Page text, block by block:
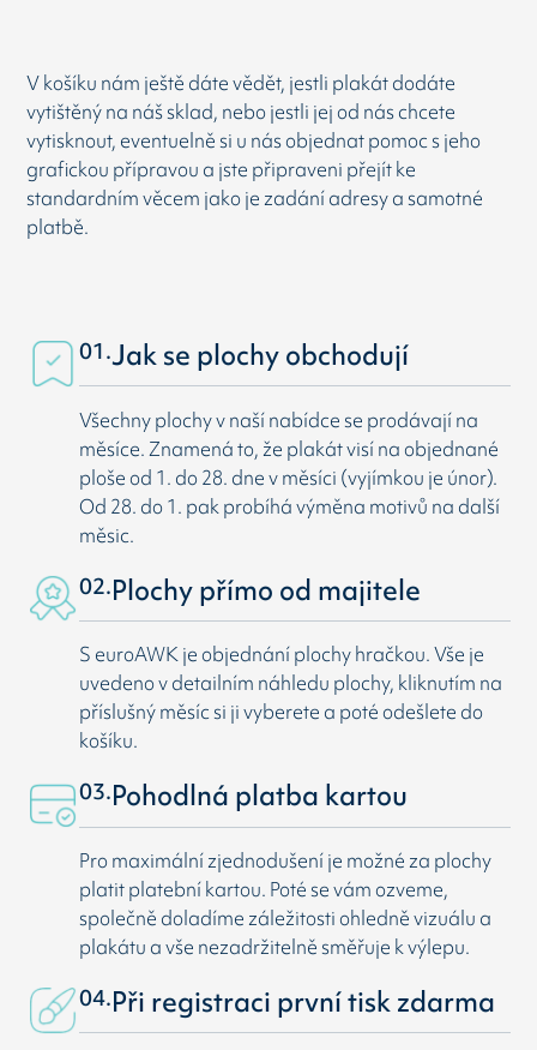
V košíku nám ještě dáte vědět, jestli plakát dodáte
vytištěný na náš sklad, nebo jestli jej od nás chcete
vytisknout, eventuelně si u nás objednat pomoc s jeho
grafickou přípravou a jste připraveni přejít ke
standardním věcem jako je zadání adresy a samotné
platbě.
01.Jak se plochy obchodují
Všechny plochy v naší nabídce se prodávají na
měsíce. Znamená to, že plakát visí na objednané
ploše od 1. do 28. dne v měsíci (vyjímkou je únor).
Od 28. do 1. pak probíhá výměna motivů na další
měsic.
02.Plochy přímo od majitele
S euroAWK je objednání plochy hračkou. Vše je
uvedeno v detailním náhledu plochy, kliknutím na
příslušný měsíc si ji vyberete a poté odešlete do
košíku.
03.Pohodlná platba kartou
Pro maximální zjednodušení je možné za plochy
platit platební kartou. Poté se vám ozveme,
společně doladíme záležitosti ohledně vizuálu a
plakátu a vše nezadržitelně směřuje k výlepu.
04.Při registraci první tisk zdarma